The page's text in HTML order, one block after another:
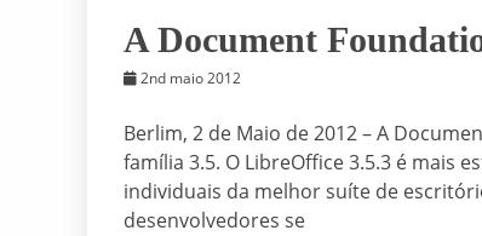
A Document
2nd maio 2012
Berlim, 2 de Maio de 2012 – A
família 3.5. O LibreOffice 3.5.3 é mais
individuais da melhor suíte de
desenvolvedores se